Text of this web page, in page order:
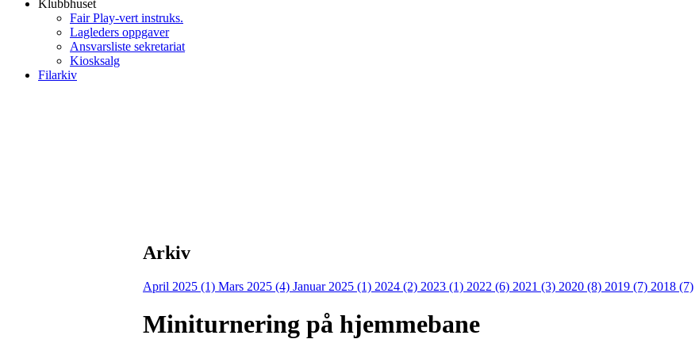
Klubbhuset
Fair Play-vert instruks.
Lagleders oppgaver
Ansvarsliste sekretariat
Kiosksalg
Filarkiv
Arkiv
April 2025 (1) Mars 2025 (4) Januar 2025 (1) 2024 (2) 2023 (1) 2022 (6) 2021 (3) 2020 (8) 2019 (7) 2018 (7)
Miniturnering på hjemmebane